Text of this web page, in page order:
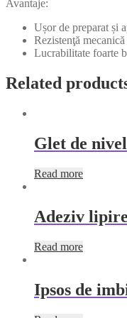
Avantaje:
Ușor de preparat și
Rezistenţă
Lucrabilitate foarte
Related
Glet de
Read more
Adeziv
Read more
Ipsos de